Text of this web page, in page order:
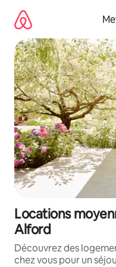
directement
contenu
Locations
Alford
Découvrez des
chez vous pour un